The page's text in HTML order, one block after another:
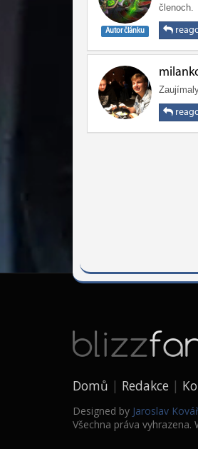
Autor článku
členoch.
Domů Redakce
Designed by Jaroslav
Všechna práva